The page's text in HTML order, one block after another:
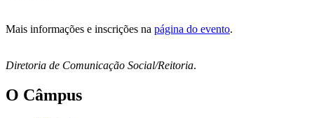
Mais informações e inscrições na página do evento.
Diretoria de Comunicação Social/Reitoria.
O Câmpus